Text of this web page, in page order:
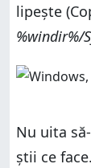
lipește
%windir%/
Nu uita
știi ce